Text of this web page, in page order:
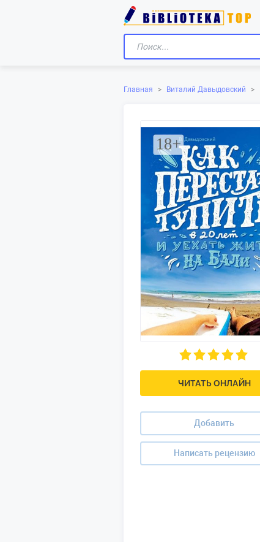
Главная > Виталий Давыдовский >
ЧИТАТЬ ОНЛАЙН
Добавить
Написать рецензию